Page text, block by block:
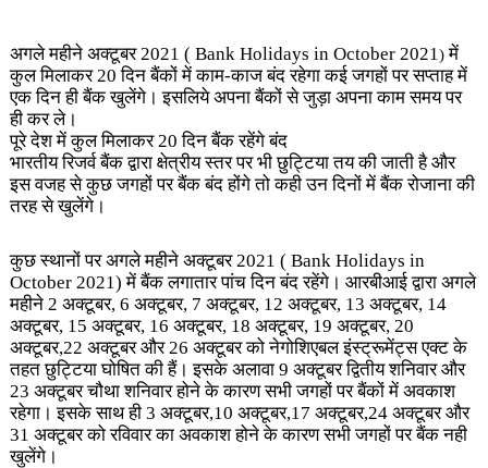
अगले महीने अक्टूबर 2021 ( Bank Holidays in October 2021)में
कुल मिलाकर 20 दिन बैंकों में काम-काज बंद रहेगा कई जगहों पर सप्ताह में
एक दिन ही बैंक खुलेंगे। इसलिये अपना बैंकों से जुड़ा अपना काम समय पर
ही कर ले।
पूरे देश में कुल मिलाकर 20 दिन बैंक रहेंगे बंद
भारतीय रिजर्व बैंक द्वारा क्षेत्रीय स्तर पर भी छुट्टिया तय की जाती है और
इस वजह से कुछ जगहों पर बैंक बंद होंगे तो कही उन दिनों में बैंक रोजाना की
तरह से खुलेंगे।
कुछ स्थानों पर अगले महीने अक्टूबर 2021 ( Bank Holidays in
October 2021) में बैंक लगातार पांच दिन बंद रहेंगे। आरबीआई द्वारा अगले
महीने 2 अक्टूबर, 6 अक्टूबर, 7 अक्टूबर, 12 अक्टूबर, 13 अक्टूबर, 14
अक्टूबर, 15 अक्टूबर, 16 अक्टूबर, 18 अक्टूबर, 19 अक्टूबर, 20
अक्टूबर,22 अक्टूबर और 26 अक्टूबर को नेगोशिएबल इंस्ट्रूमेंट्स एक्ट के
तहत छुट्टिया घोषित की हैं। इसके अलावा 9 अक्टूबर द्वितीय शनिवार और
23 अक्टूबर चौथा शनिवार होने के कारण सभी जगहों पर बैंकों में अवकाश
रहेगा। इसके साथ ही 3 अक्टूबर,10 अक्टूबर,17 अक्टूबर,24 अक्टूबर और
31 अक्टूबर को रविवार का अवकाश होने के कारण सभी जगहों पर बैंक नही
खुलेंगे।